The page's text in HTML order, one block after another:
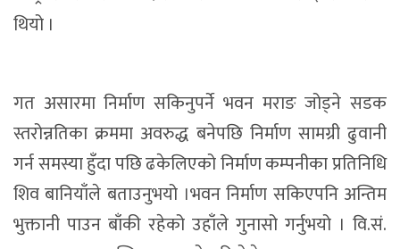
थियो ।
गत असारमा निर्माण सकिनुपर्ने भवन मराङ जोड्ने सडक
स्तरोन्नतिका क्रममा अवरुद्ध बनेपछि निर्माण सामग्री ढुवानी
गर्न समस्या हुँदा पछि ढकेलिएको निर्माण कम्पनीका प्रतिनिधि
शिव बानियाँले बताउनुभयो ।भवन निर्माण सकिएपनि अन्तिम
भुक्तानी पाउन बाँकी रहेको उहाँले गुनासो गर्नुभयो । वि.सं.